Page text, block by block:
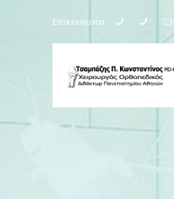
Επικοινωνία